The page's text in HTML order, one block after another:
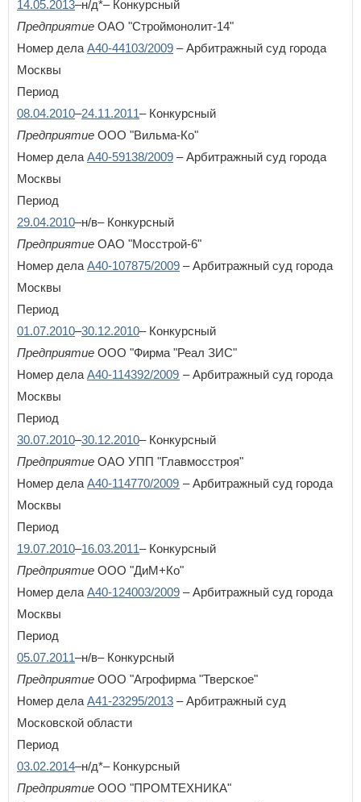
14.05.2013–н/д*– Конкурсный
Предприятие ОАО "Строймонолит-14"
Номер дела А40-44103/2009 – Арбитражный суд города
Москвы
Период
08.04.2010–24.11.2011– Конкурсный
Предприятие ООО "Вильма-Ко"
Номер дела А40-59138/2009 – Арбитражный суд города
Москвы
Период
29.04.2010–н/в– Конкурсный
Предприятие ОАО "Мосстрой-6"
Номер дела А40-107875/2009 – Арбитражный суд города
Москвы
Период
01.07.2010–30.12.2010– Конкурсный
Предприятие ООО "Фирма "Реал ЗИС"
Номер дела А40-114392/2009 – Арбитражный суд города
Москвы
Период
30.07.2010–30.12.2010– Конкурсный
Предприятие ОАО УПП "Главмосстроя"
Номер дела А40-114770/2009 – Арбитражный суд города
Москвы
Период
19.07.2010–16.03.2011– Конкурсный
Предприятие ООО "ДиМ+Ко"
Номер дела А40-124003/2009 – Арбитражный суд города
Москвы
Период
05.07.2011–н/в– Конкурсный
Предприятие ООО "Агрофирма "Тверское"
Номер дела А41-23295/2013 – Арбитражный суд
Московской области
Период
03.02.2014–н/д*– Конкурсный
Предприятие ООО "ПРОМТЕХНИКА"